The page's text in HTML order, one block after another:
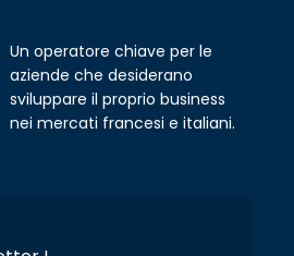
Un operatore chiave per le
aziende che desiderano
sviluppare il proprio business
nei mercati francesi e italiani.